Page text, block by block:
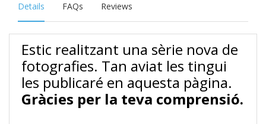
Details FAQs Reviews
Estic realitzant una sèrie nova de
fotografies. Tan aviat les tingui
les publicaré en aquesta pàgina.
Gràcies per la teva comprensió.